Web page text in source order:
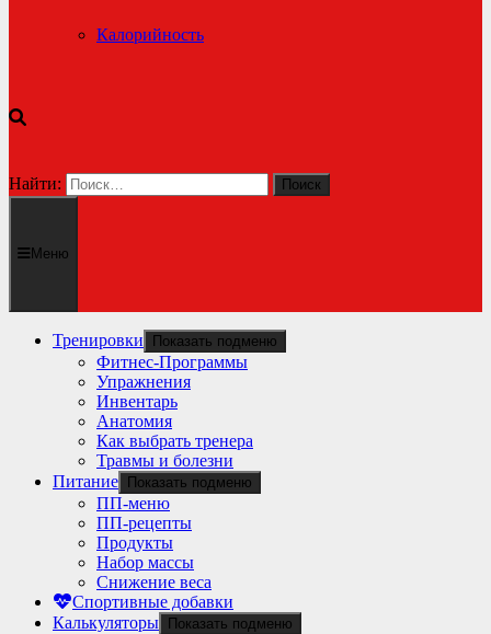
Калорийность
Найти:
Меню
Тренировки Показать подменю
Фитнес-Программы
Упражнения
Инвентарь
Анатомия
Как выбрать тренера
Травмы и болезни
Питание
Показать подменю
ПП-меню
ПП-рецепты
Продукты
Набор массы
Снижение веса
Спортивные добавки
Калькуляторы
Показать подменю